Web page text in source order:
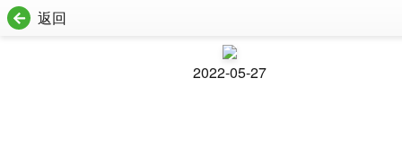
返回
2022-05-27